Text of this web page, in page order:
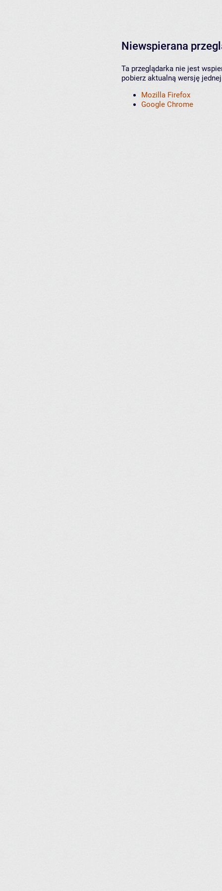
Niewspierana
Ta przeglądarka nie jest
pobierz aktualną wersję
Mozilla Firefox
Google Chrome